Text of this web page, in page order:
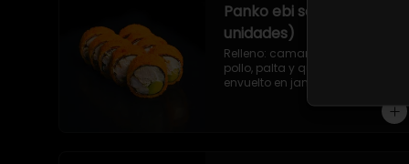
Panko ebi serrano (9
unidades)
Relleno: camarón ecuatoriano,
pollo, palta y queso crema,
envuelto en jamón serrano frito